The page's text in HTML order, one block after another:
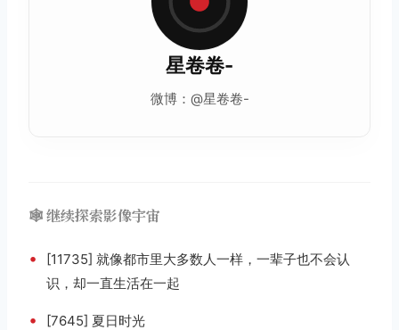
星卷卷-
微博：@星卷卷-
🕸️ 继续探索影像宇宙
•
[11735] 就像都市里大多数人一样，一辈子也不会认
识，却一直生活在一起
• [7645] 夏日时光